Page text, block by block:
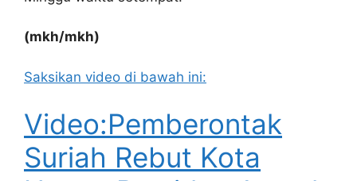
(mkh/mkh)
Saksikan video di bawah ini:
Video:Pemberontak
Suriah Rebut Kota